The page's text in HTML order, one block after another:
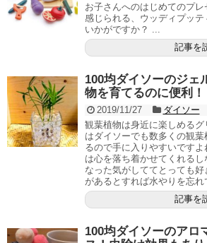
お子さんへのはじめてのプ
感じられる、ウッディプッ
いかがですか？ ...
記事を
100均ダイソーのジェ
物を育てるのに便利！
2019/11/27
ダイソー
観葉植物は身近に楽しめる
はダイソーでも数多くの観
るので手に入りやすいです
は心を落ち着かせてくれる
なった気がしててとっても
があるとすれば水やりを忘れ
記事を
100均ダイソーのアロ